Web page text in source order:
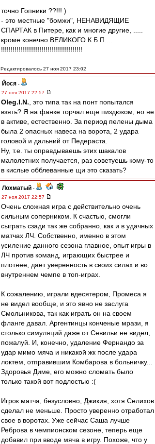
точно Гопники ??!!! )
- это местные "бомжи", НЕНАВИДЯЩИЕ
СПАРТАК в Питере, как и многие другие, .....
кроме конечно ВЕЛИКОГО К Б П....
!!!!!!!!!!!!!!!!!!!!!!!!!!!!!!!!!!!!!!!!!!
Редактировалось 27 ноя 2017 23:02
Йося -
27 ноя 2017 22:57
Oleg.I.N. , это типа так на понт попытался
взять? Я на фанке торчал еще пиздюком, но не
в активе, естественно. За период пелены дыма
была 2 опасных навеса на ворота, 2 удара
головой и дальний от Педераста.
Ну, т.е. ты оправдываешь этих шакалов
малолетних получается, раз советуешь кому-то
в кислые обблеванные щи это сказать?
Лохматый -
27 ноя 2017 22:57
Очень сложная игра с действительно очень
сильным соперником. К счастью, смогли
сыграть сзади так же собранно, как и в удачных
матчах ЛЧ. Собственно, именно в этом
усиление данного сезона главное, опыт игры в
ЛЧ против команд, играющих быстрее и
плотнее, дает уверенность в своих силах и во
внутреннем чемпе в топ-играх.
К сожалению, играли вдесятером, Промеса я
не видел вообще, и это явно не заслуга
Смольникова, так как играть он на своем
фланге давал. Аргентинцы конченые мрази, я
столько симуляций даже от Севильи не видел,
пожалуй. И, конечно, удаление Фернандо за
удар мимо мяча и никакой жк после удара
локтем, отправившим Комбарова в больничку...
Здоровья Диме, его можно сломать было
только такой вот подлостью :(
Игрок матча, безусловно, Джикия, хотя Селихов
сделал не меньше. Просто уверенно отработал
свое в воротах. Уже сейчас Саша лучше
Реброва в чемпионском сезоне, теперь еще
добавил при вводе мяча в игру. Похоже, что у